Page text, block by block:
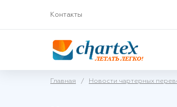
Контакты
Главная / Новости чартерных